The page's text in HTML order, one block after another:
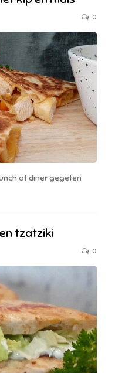
0
of diner gegeten
tzatziki
0